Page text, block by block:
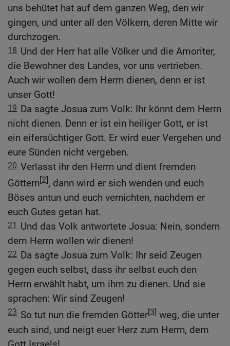
uns behütet hat auf dem ganzen Weg, den wir
gingen, und unter all den Völkern, deren Mitte wir
durchzogen.
18 Und der Herr hat alle Völker und die Amoriter,
die Bewohner des Landes, vor uns vertrieben.
Auch wir wollen dem Herrn dienen, denn er ist
unser Gott!
19 Da sagte Josua zum Volk: Ihr könnt dem Herrn
nicht dienen. Denn er ist ein heiliger Gott, er ist
ein eifersüchtiger Gott. Er wird euer Vergehen und
eure Sünden nicht vergeben.
20 Verlasst ihr den Herrn und dient fremden
Göttern[2], dann wird er sich wenden und euch
Böses antun und euch vernichten, nachdem er
euch Gutes getan hat.
21
Und das Volk antwortete Josua: Nein, sondern
dem Herrn wollen wir dienen!
22 Da sagte Josua zum Volk: Ihr seid Zeugen
gegen euch selbst, dass ihr selbst euch den
Herrn erwählt habt, um ihm zu dienen. Und sie
sprachen: Wir sind Zeugen!
23 So tut nun die fremden Götter[3] weg, die unter
euch sind, und neigt euer Herz zum Herrn, dem